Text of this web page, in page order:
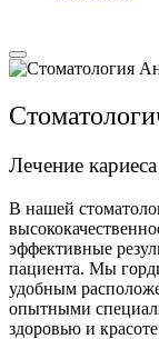
Лечение
В нашей
эффективные
пациента. Мы
удобным
опытными
здоровью и